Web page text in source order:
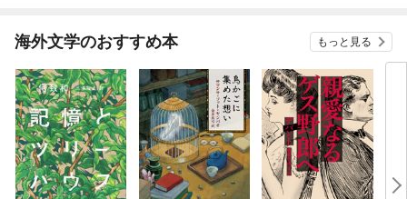
海外文学のおすすめ本 もっと見る